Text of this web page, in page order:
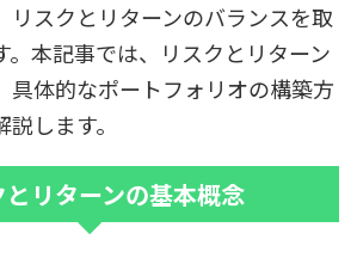
リスクとリターンのバランスを取
。本記事では、リスクとリターン
具体的なポートフォリオの構築方
します。
とリターンの基本概念